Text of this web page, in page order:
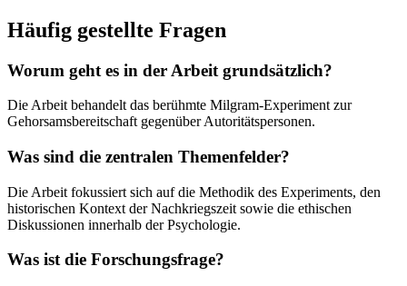
Häufig gestellte Fragen
Worum geht es in der Arbeit grundsätzlich?
Die Arbeit behandelt das berühmte Milgram-Experiment zur
Gehorsamsbereitschaft gegenüber Autoritätspersonen.
Was sind die zentralen Themenfelder?
Die Arbeit fokussiert sich auf die Methodik des Experiments, den
historischen Kontext der Nachkriegszeit sowie die ethischen
Diskussionen innerhalb der Psychologie.
Was ist die Forschungsfrage?